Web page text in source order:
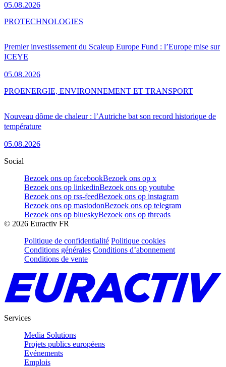
05.08.2026
Premier investissement du Scaleup Europe Fund : l’Europe mise sur
ICEYE
05.08.2026
PROTECHNOLOGIES
Nouveau dôme de chaleur : l’Autriche bat son record historique de
température
05.08.2026
PROENERGIE, ENVIRONNEMENT ET TRANSPORT
Social
Bezoek ons op facebookBezoek ons op x
Bezoek ons op linkedinBezoek ons op youtube
Bezoek ons op rss-feedBezoek ons op instagram
Bezoek ons op mastodonBezoek ons op telegram
Bezoek ons op blueskyBezoek ons op threads
© 2026 Euractiv FR
Politique de confidentialité Politique cookies
Conditions générales Conditions d’abonnement
Conditions de vente
Services
Media Solutions
Projets publics européens
Evénements
Emplois